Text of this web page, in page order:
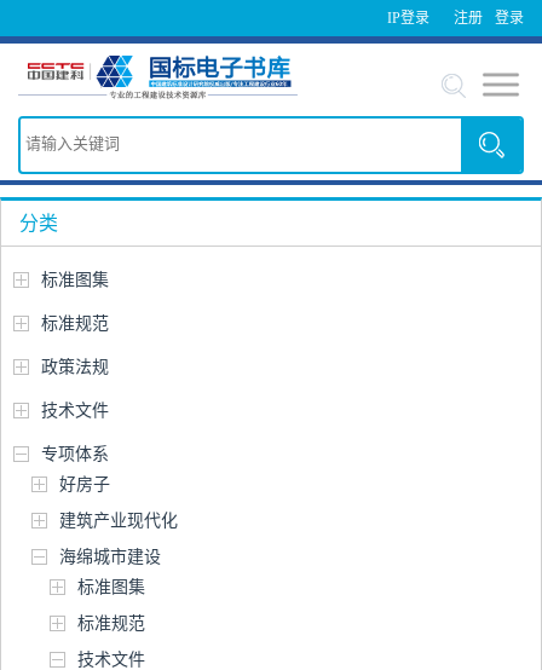
IP登录 登录
注册
分类
标准图集
标准规范
政策法规
技术文件
专项体系
好房子
建筑产业现代化
海绵城市建设
标准图集
标准规范
技术文件